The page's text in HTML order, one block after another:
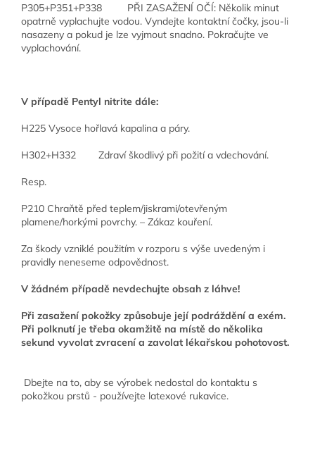
P305+P351+P338 PŘI ZASAŽENÍ OČÍ: Několik minut
opatrně vyplachujte vodou. Vyndejte kontaktní čočky, jsou-li
nasazeny a pokud je lze vyjmout snadno. Pokračujte ve
vyplachování.
V případě Pentyl nitrite dále:
H225 Vysoce hořlavá kapalina a páry.
H302+H332 Zdraví škodlivý při požití a vdechování.
Resp.
P210 Chraňtě před teplem/jiskrami/otevřeným
plamene/horkými povrchy. – Zákaz kouření.
Za škody vzniklé použitím v rozporu s výše uvedeným i
pravidly neneseme odpovědnost.
V žádném případě nevdechujte obsah z láhve!
Při zasažení pokožky způsobuje její podráždění a exém.
Při polknutí je třeba okamžitě na místě do několika
sekund vyvolat zvracení a zavolat lékařskou pohotovost.
Dbejte na to, aby se výrobek nedostal do kontaktu s
pokožkou prstů - používejte latexové rukavice.